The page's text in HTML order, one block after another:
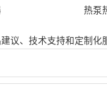
热泵
、技术支持和定制化